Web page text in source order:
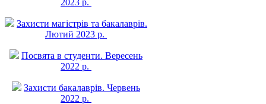
2023 р.
Захисти магістрів та бакалаврів.
Лютий 2023 р.
Посвята в студенти. Вересень
2022 р.
Захисти бакалаврів. Червень
2022 р.